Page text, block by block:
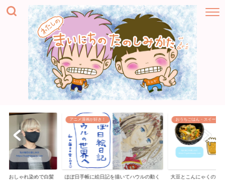
を描いてハウルの動く
おうちごはん・スイーツ
大豆とこんにゃくの甘辛煮ヘルシーおつま
ハンドメイド
リーバイスジーンズの